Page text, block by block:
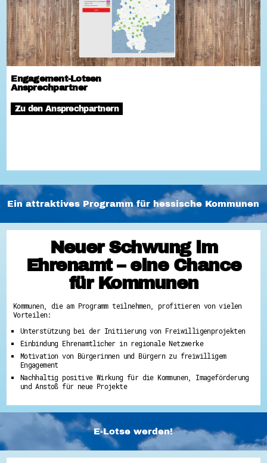
Engagement-Lotsen
Ansprechpartner
Zu den Ansprechpartnern
Ein attraktives Programm für hessische Kommunen
Neuer Schwung im
Ehrenamt – eine Chance
für Kommunen
Kommunen, die am Programm teilnehmen, profitieren von vielen
Vorteilen:
Unterstützung bei der Initiierung von Freiwilligenprojekten
Einbindung Ehrenamtlicher in regionale Netzwerke
Motivation von Bürgerinnen und Bürgern zu freiwilligem
Engagement
Nachhaltig positive Wirkung für die Kommunen, Imageförderung
und Anstoß für neue Projekte
E-Lotse werden!